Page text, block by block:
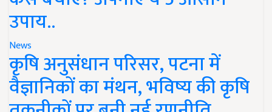
उपाय..
News
कृषि अनुसंधान परिसर, पटना में
वैज्ञानिकों का मंथन, भविष्य की कृषि